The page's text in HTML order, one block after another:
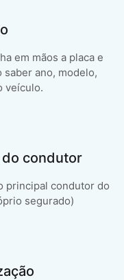
em mãos a placa e
ano, modelo,
veículo.
condutor
principal condutor do
segurado)